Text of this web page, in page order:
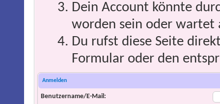
Dein Account könnte
worden sein oder wartet
Du rufst diese Seite
Formular oder den
Anmelden
Benutzername/E-Mail: